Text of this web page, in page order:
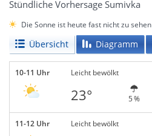
Stündliche Vorhersage Sumivka
Die Sonne ist heute fast nicht zu sehen
Übersicht Diagramm
10-11 Uhr Leicht bewölkt
23° 5 %
11-12 Uhr Leicht bewölkt